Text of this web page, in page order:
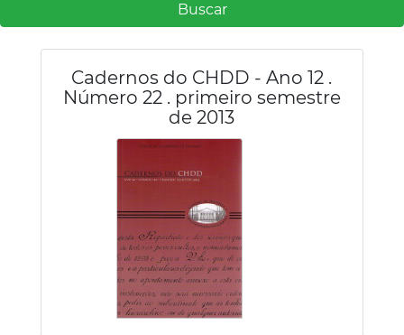
Buscar
Cadernos do CHDD - Ano 12 .
Número 22 . primeiro semestre
de 2013